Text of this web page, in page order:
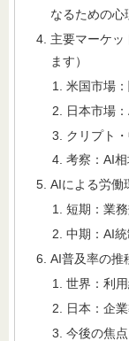
なるための心
主要マーケ
ます）
米国市場
日本市場
クリプト
考察：AI
AIによる労働
短期：業
中期：AI
AI普及率の推
世界：利
日本：企
今後の焦